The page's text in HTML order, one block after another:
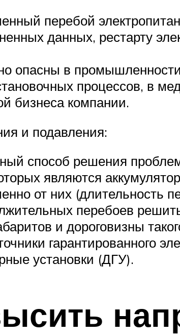
перебой
данных, рестарту
опасны в
процессов, в
бизнеса компании.
и подавления:
способ решения
являются
от них (длительность
перебоев
и дороговизны
гарантированного
установки (ДГУ).